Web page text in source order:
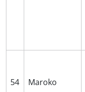
54 Maroko